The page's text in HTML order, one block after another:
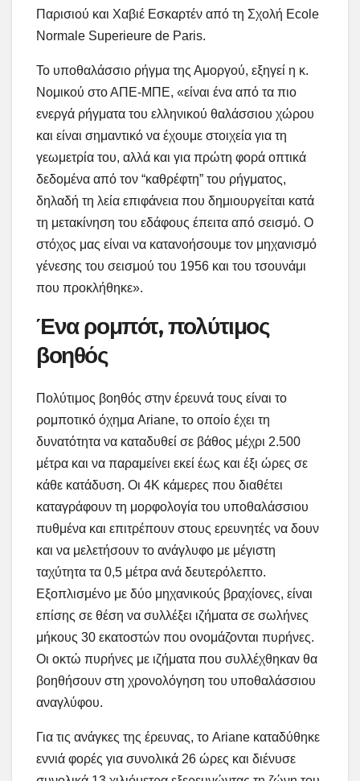
Παρισιού και Χαβιέ Εσκαρτέν από τη Σχολή Ecole
Normale Superieure de Paris.
Το υποθαλάσσιο ρήγμα της Αμοργού, εξηγεί η κ.
Νομικού στο ΑΠΕ-ΜΠΕ, «είναι ένα από τα πιο
ενεργά ρήγματα του ελληνικού θαλάσσιου χώρου
και είναι σημαντικό να έχουμε στοιχεία για τη
γεωμετρία του, αλλά και για πρώτη φορά οπτικά
δεδομένα από τον “καθρέφτη” του ρήγματος,
δηλαδή τη λεία επιφάνεια που δημιουργείται κατά
τη μετακίνηση του εδάφους έπειτα από σεισμό. Ο
στόχος μας είναι να κατανοήσουμε τον μηχανισμό
γένεσης του σεισμού του 1956 και του τσουνάμι
που προκλήθηκε».
Ένα ρομπότ, πολύτιμος
βοηθός
Πολύτιμος βοηθός στην έρευνά τους είναι το
ρομποτικό όχημα Ariane, το οποίο έχει τη
δυνατότητα να καταδυθεί σε βάθος μέχρι 2.500
μέτρα και να παραμείνει εκεί έως και έξι ώρες σε
κάθε κατάδυση. Οι 4Κ κάμερες που διαθέτει
καταγράφουν τη μορφολογία του υποθαλάσσιου
πυθμένα και επιτρέπουν στους ερευνητές να δουν
και να μελετήσουν το ανάγλυφο με μέγιστη
ταχύτητα τα 0,5 μέτρα ανά δευτερόλεπτο.
Εξοπλισμένο με δύο μηχανικούς βραχίονες, είναι
επίσης σε θέση να συλλέξει ιζήματα σε σωλήνες
μήκους 30 εκατοστών που ονομάζονται πυρήνες.
Οι οκτώ πυρήνες με ιζήματα που συλλέχθηκαν θα
βοηθήσουν στη χρονολόγηση του υποθαλάσσιου
αναγλύφου.
Για τις ανάγκες της έρευνας, το Ariane καταδύθηκε
εννιά φορές για συνολικά 26 ώρες και διένυσε